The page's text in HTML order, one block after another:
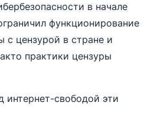
в начале
функционирование
с цензурой в стране и
практики цензуры
интернет-свободой эти